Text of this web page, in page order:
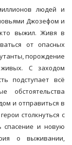
людей и
Джозефом и
выжил. Живя в
от опасных
порождение
живых. С заходом
подступает всё
и отправиться в
столкнуться с
спасение и новую
о выживании,